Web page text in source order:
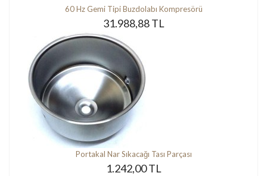
60 Hz Gemi Tipi Buzdolabı Kompresörü
31.988,88 TL
Portakal Nar Sıkacağı Tası Parçası
1.242,00 TL